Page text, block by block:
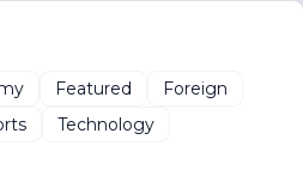
Featured
Foreign
Technology